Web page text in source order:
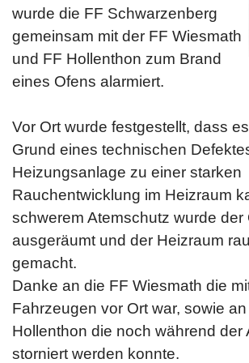
wurde die FF Schwarzenberg
gemeinsam mit der FF Wiesmath
und FF Hollenthon zum Brand
eines Ofens alarmiert.
Vor Ort wurde festgestellt, dass
Grund eines technischen
Heizungsanlage zu einer starken
Rauchentwicklung im Heizraum
schwerem Atemschutz wurde der
ausgeräumt und der Heizraum
gemacht.
Danke an die FF Wiesmath die
Fahrzeugen vor Ort war, sowie
Hollenthon die noch während der
storniert werden konnte.